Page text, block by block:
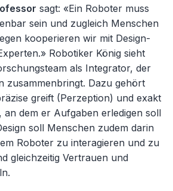
sagt: «Ein Roboter muss
sein und zugleich Menschen
kooperieren wir mit Design-
Robotiker König sieht
als Integrator, der
zusammenbringt. Dazu gehört
greift (Perzeption) und exakt
an dem er Aufgaben erledigen soll
soll Menschen zudem darin
Roboter zu interagieren und zu
gleichzeitig Vertrauen und